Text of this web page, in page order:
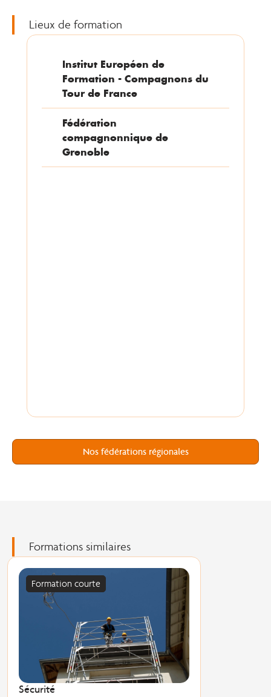
Lieux de formation
Institut Européen de
Formation - Compagnons du
Tour de France
Fédération
compagnonnique de
Grenoble
Nos fédérations régionales
Formations similaires
Formation courte
Sécurité